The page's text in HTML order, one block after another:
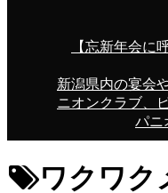
【忘新年会に
新潟県内の宴会
ニオンクラブ、
パニ
ワクワク